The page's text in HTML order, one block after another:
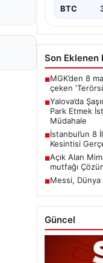
BTC
Son Eklenen
■MGK’den 8
çeken
■Yalova’da
Park Etmek
Müdahale
■İstanbul’un 8
Kesintisi
■Açık Alan
mutfağı
■Messi, Dünya
Güncel